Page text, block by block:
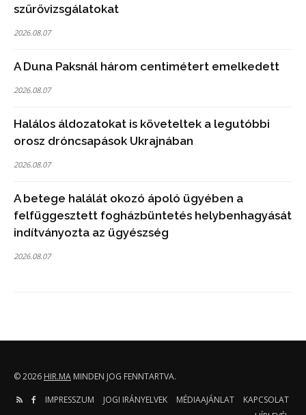
szűrővizsgálatokat
2026.08.07
A Duna Paksnál három centimétert emelkedett
2026.08.07
Halálos áldozatokat is követeltek a legutóbbi
orosz dróncsapások Ukrajnában
2026.08.07
A betege halálát okozó ápoló ügyében a
felfüggesztett fogházbüntetés helybenhagyását
indítványozta az ügyészség
2026.08.07
© 2026 HIR.MA MINDEN JOG FENNTARTVA.
IMPRESSZUM
JOGI IRÁNYELVEK MÉDIAAJÁNLAT
KAPCSOLAT